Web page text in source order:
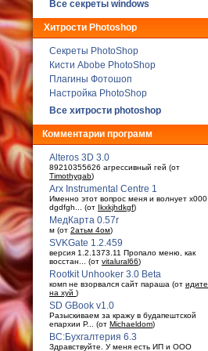
Все секреты windows
Хитрости Photoshop
Секреты PhotoShop
Кисти Abobe PhotoShop
Плагины Фотошоп
Настройка PhotoShop
Все хитрости photoshop
Комментарии программ
Alteros 3D 3.0
89210355626 агрессивный гей (от
Timothygab)
Arx Instrumental Centre 1
Именно этот вопрос меня и волнует x000
dgdfgh... (от Ikxkjhdkgf)
МедКарта 0.57r
м (от 2атьм 4ом)
SVKGate 1.2.459
версия 1.2.1373.11 Пропало меню, как
восстан... (от vitalural66)
Rootkit Unhooker 3.0 Beta
комп не взорвался сайт параша (от идите
на хуй )
SD GBook v1.0
Разыскиваем за кражу в будaпештской
епархии Р... (от Michaeldom)
ВС:Бухгалтерия 6.3
Здравствуйте. У меня есть ИП и ООО